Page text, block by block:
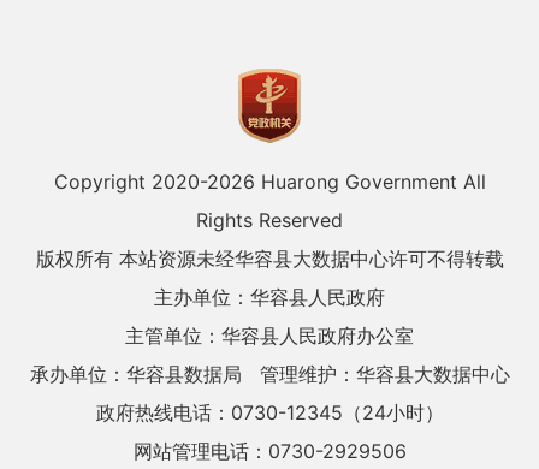
Copyright 2020-2026 Huarong Government All
Rights Reserved
版权所有 本站资源未经华容县大数据中心许可不得转载
主办单位：华容县人民政府
主管单位：华容县人民政府办公室
承办单位：华容县数据局
管理维护：华容县大数据中心
政府热线电话：0730-12345（24小时）
网站管理电话：0730-2929506